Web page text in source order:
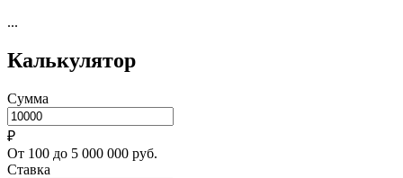
...
Калькулятор
Сумма
₽
От 100 до 5 000 000 руб.
Ставка